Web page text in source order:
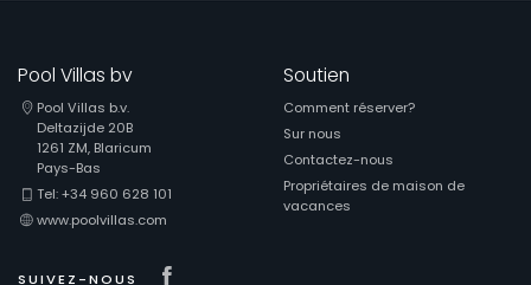
Pool Villas bv
Pool Villas b.v.
Deltazijde 20B
1261 ZM, Blaricum
Pays-Bas
Tel: +34 960 628 101
www.poolvillas.com
SUIVEZ-NOUS
Soutien
Comment réserver?
Sur nous
Contactez-nous
Propriétaires de maison de
vacances